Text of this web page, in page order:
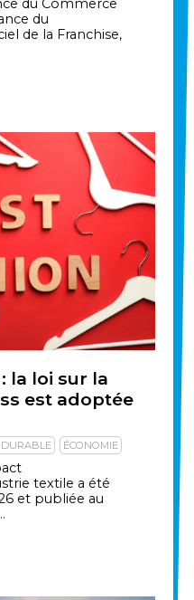
du Commerce
du
de la Franchise,
la loi sur la
est adoptée
ÉCONOMIE
textile a été
et publiée au